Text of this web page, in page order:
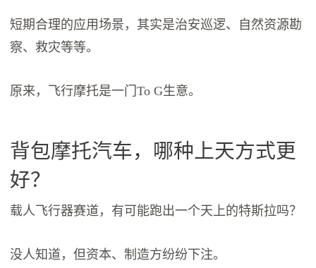
短期合理的应用场景，其实是治安巡逻、自然资源勘
察、救灾等等。
原来，飞行摩托是一门To G生意。
背包摩托汽车，哪种上天方式更
好？
载人飞行器赛道，有可能跑出一个天上的特斯拉吗？
没人知道，但资本、制造方纷纷下注。